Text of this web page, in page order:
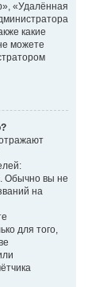
«Удалённая
какие
можете
Обычно вы не
на
для того,